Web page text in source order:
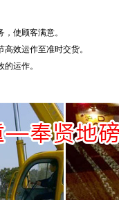
使顾客满意。
效运作至准时交货。
运作。